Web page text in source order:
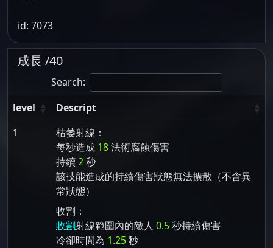
id: 7073
成長 /40
Search:
level
Descript
1
枯萎射線：
每秒造成 18法術腐蝕傷害
持續2秒
該技能造成的持續傷害狀態無法擴散（不含異
常狀態）
收割：
收割射線範圍內的敵人 0.5秒持續傷害
冷卻時間為 1.25秒